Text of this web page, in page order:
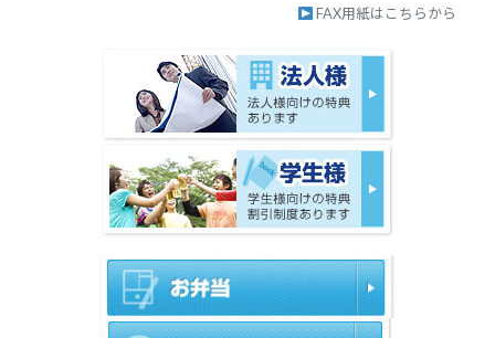
FAX用紙はこちらから